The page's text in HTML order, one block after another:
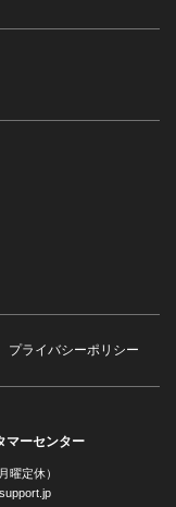
プライバシーポリシー
マーセンター
曜定休）